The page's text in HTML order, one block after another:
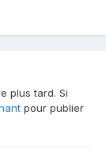
plus tard. Si
pour publier